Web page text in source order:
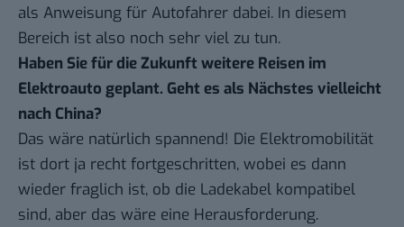
als Anweisung für Autofahrer dabei. In diesem
Bereich ist also noch sehr viel zu tun.
Haben Sie für die Zukunft weitere Reisen im
Elektroauto geplant. Geht es als Nächstes vielleicht
nach China?
Das wäre natürlich spannend! Die Elektromobilität
ist dort ja recht fortgeschritten, wobei es dann
wieder fraglich ist, ob die Ladekabel kompatibel
sind, aber das wäre eine Herausforderung.